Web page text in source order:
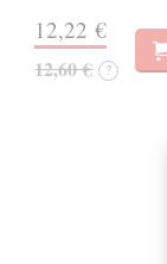
12,22 €
12,60 € ?